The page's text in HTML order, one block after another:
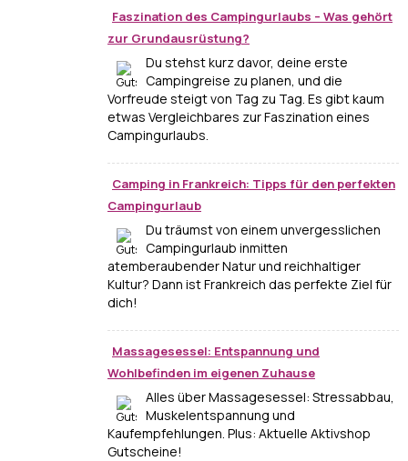
Faszination des Campingurlaubs – Was gehört
zur Grundausrüstung?
Du stehst kurz davor, deine erste
Campingreise zu planen, und die
Vorfreude steigt von Tag zu Tag. Es gibt kaum
etwas Vergleichbares zur Faszination eines
Campingurlaubs.
Camping in Frankreich: Tipps für den perfekten
Campingurlaub
Du träumst von einem unvergesslichen
Campingurlaub inmitten
atemberaubender Natur und reichhaltiger
Kultur? Dann ist Frankreich das perfekte Ziel für
dich!
Massagesessel: Entspannung und
Wohlbefinden im eigenen Zuhause
Alles über Massagesessel: Stressabbau,
Muskelentspannung und
Kaufempfehlungen. Plus: Aktuelle Aktivshop
Gutscheine!